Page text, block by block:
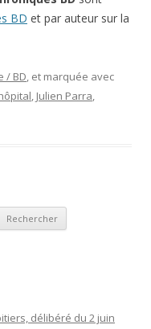
BD et par auteur sur la
/ BD, et marquée avec
, Julien Parra,
délibéré du 2 juin